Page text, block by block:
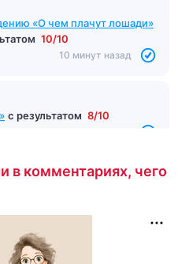
«О чем плачут лошади»
10/10
10 минут назад
с результатом 8/10
в комментариях, чего